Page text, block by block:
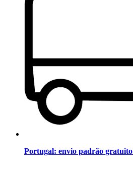
Portugal: envio padrão gratuito